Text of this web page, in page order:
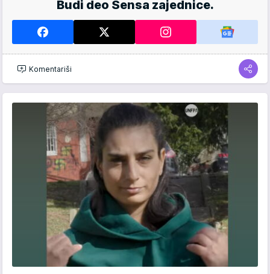
Budi deo Sensa zajednice.
Komentariši